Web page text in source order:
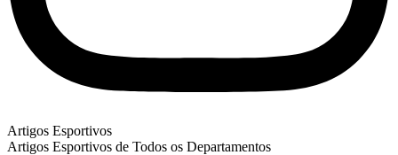
Artigos Esportivos
Artigos Esportivos de Todos os Departamentos